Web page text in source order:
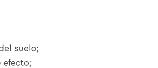
suelo;
efecto;